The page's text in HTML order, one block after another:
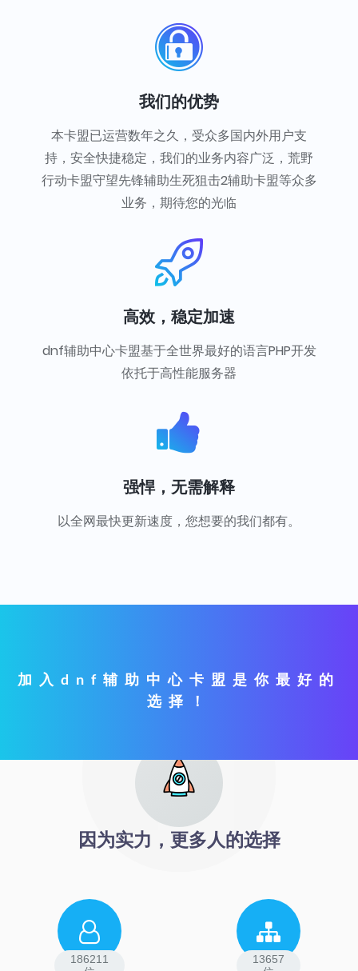
我们的优势
本卡盟已运营数年之久，受众多国内外用户支
持，安全快捷稳定，我们的业务内容广泛，荒野
行动卡盟守望先锋辅助生死狙击2辅助卡盟等众多
业务，期待您的光临
高效，稳定加速
dnf辅助中心卡盟基于全世界最好的语言PHP开发
依托于高性能服务器
强悍，无需解释
以全网最快更新速度，您想要的我们都有。
加入dnf辅助中心卡盟是你最好的
选择！
因为实力，更多人的选择
186211
13657